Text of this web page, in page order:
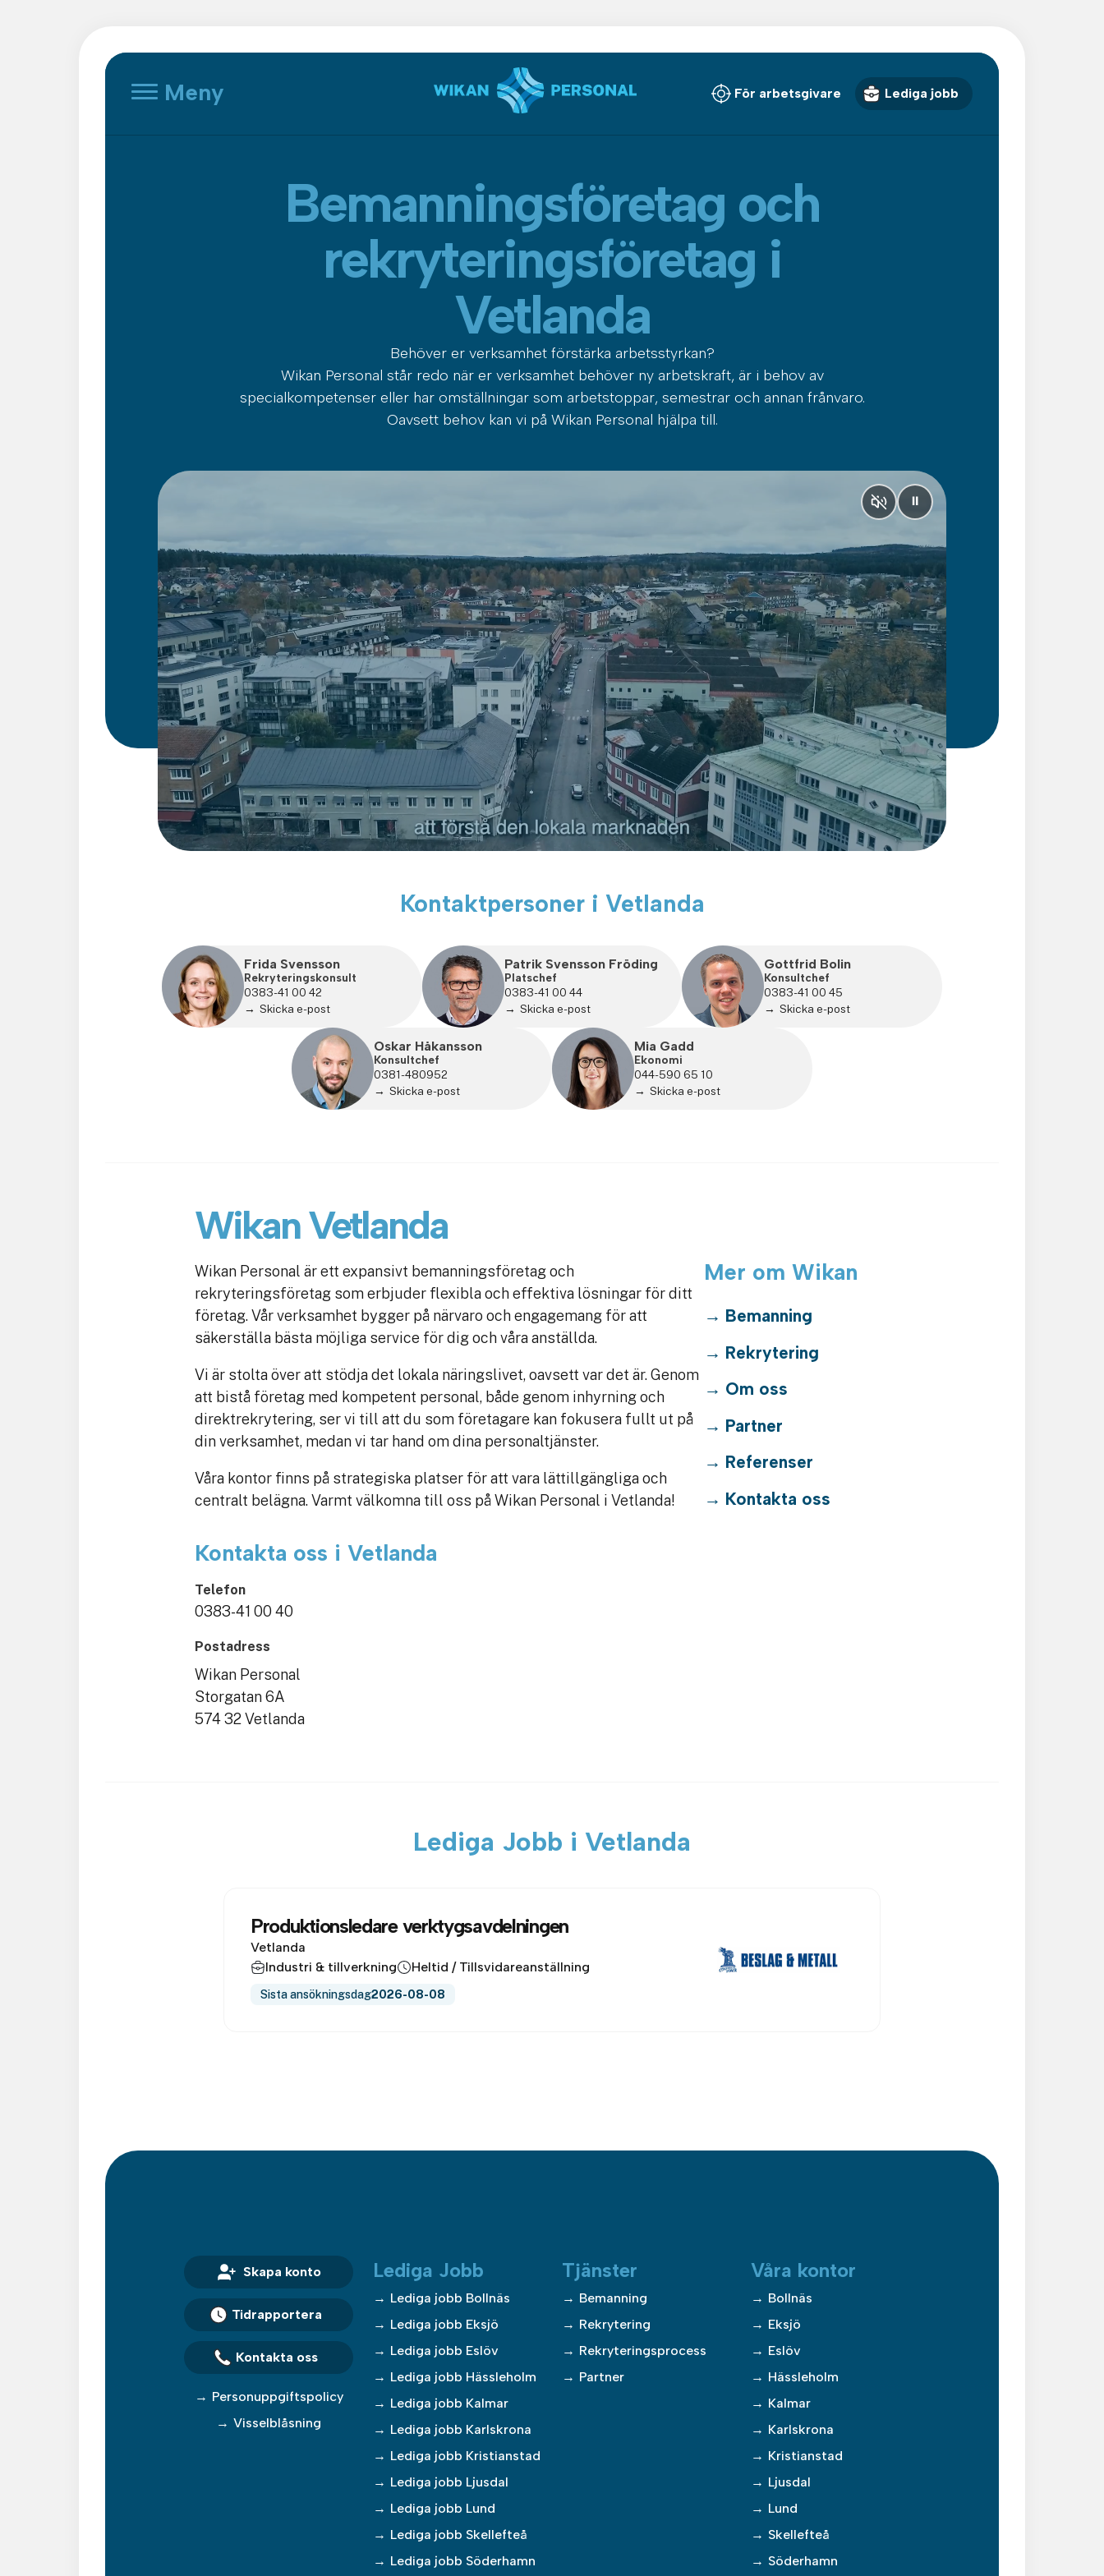
Meny För arbetsgivare Lediga jobb
Bemanningsföretag och
rekryteringsföretag i
Vetlanda
Behöver er verksamhet förstärka arbetsstyrkan?
Wikan Personal står redo när er verksamhet behöver ny arbetskraft, är i behov av
specialkompetenser eller har omställningar som arbetstoppar, semestrar och annan frånvaro.
Oavsett behov kan vi på Wikan Personal hjälpa till.
⏸
Kontaktpersoner i Vetlanda
Frida Svensson
Rekryteringskonsult
0383-41 00 42
Skicka e-post
Patrik Svensson Fröding
Platschef
0383-41 00 44
Skicka e-post
Gottfrid Bolin
Konsultchef
0383-41 00 45
Skicka e-post
Oskar Håkansson
Konsultchef
0381-480952
Skicka e-post
Mia Gadd
Ekonomi
044-590 65 10
Skicka e-post
Wikan Vetlanda
Wikan Personal är ett expansivt bemanningsföretag och
rekryteringsföretag som erbjuder flexibla och effektiva lösningar för ditt
företag. Vår verksamhet bygger på närvaro och engagemang för att
säkerställa bästa möjliga service för dig och våra anställda.
Vi är stolta över att stödja det lokala näringslivet, oavsett var det är. Genom
att bistå företag med kompetent personal, både genom inhyrning och
direktrekrytering, ser vi till att du som företagare kan fokusera fullt ut på
din verksamhet, medan vi tar hand om dina personaltjänster.
Våra kontor finns på strategiska platser för att vara lättillgängliga och
centralt belägna. Varmt välkomna till oss på Wikan Personal i Vetlanda!
Kontakta oss i Vetlanda
Telefon
0383-41 00 40
Postadress
Wikan Personal
Storgatan 6A
574 32 Vetlanda
Mer om Wikan
Bemanning
Rekrytering
Om oss
Partner
Referenser
Kontakta oss
Lediga Jobb i Vetlanda
Produktionsledare verktygsavdelningen
Vetlanda
Industri & tillverkning
Heltid / Tillsvidareanställning
Sista ansökningsdag2026-08-08
Skapa konto
Tidrapportera
Kontakta oss
Personuppgiftspolicy
Visselblåsning
Lediga Jobb
Lediga jobb Bollnäs
Lediga jobb Eksjö
Lediga jobb Eslöv
Lediga jobb Hässleholm
Lediga jobb Kalmar
Lediga jobb Karlskrona
Lediga jobb Kristianstad
Lediga jobb Ljusdal
Lediga jobb Lund
Lediga jobb Skellefteå
Lediga jobb Söderhamn
Tjänster
Bemanning
Rekrytering
Rekryteringsprocess
Partner
Våra kontor
Bollnäs
Eksjö
Eslöv
Hässleholm
Kalmar
Karlskrona
Kristianstad
Ljusdal
Lund
Skellefteå
Söderhamn